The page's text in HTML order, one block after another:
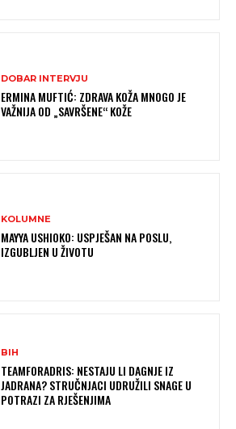
DOBAR INTERVJU
ERMINA MUFTIĆ: ZDRAVA KOŽA MNOGO JE
VAŽNIJA OD „SAVRŠENE“ KOŽE
KOLUMNE
MAYYA USHIOKO: USPJEŠAN NA POSLU,
IZGUBLJEN U ŽIVOTU
BIH
TEAMFORADRIS: NESTAJU LI DAGNJE IZ
JADRANA? STRUČNJACI UDRUŽILI SNAGE U
POTRAZI ZA RJEŠENJIMA